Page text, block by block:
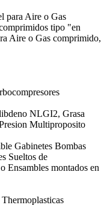
para Aire o Gas
tipo "en
Aire o Gas comprimido,
NLGI2, Grasa
Multiproposito
Gabinetes Bombas
Sueltos de
Ensambles montados en